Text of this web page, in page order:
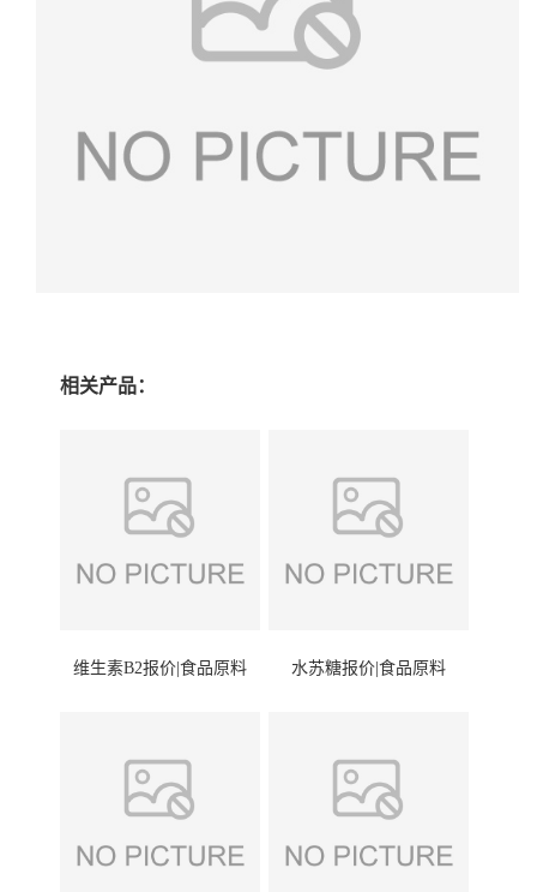
相关产品：
维生素B2报价|食品原料 水苏糖报价|食品原料